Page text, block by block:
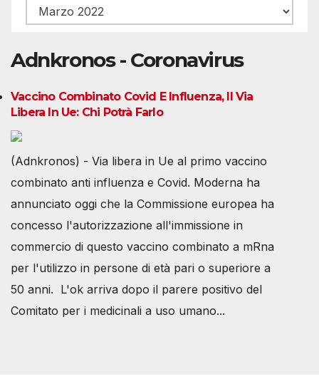
Archivio
Adnkronos - Coronavirus
Vaccino Combinato Covid E Influenza, Il Via
Libera In Ue: Chi Potrà Farlo
(Adnkronos) - Via libera in Ue al primo vaccino
combinato anti influenza e Covid. Moderna ha
annunciato oggi che la Commissione europea ha
concesso l'autorizzazione all'immissione in
commercio di questo vaccino combinato a mRna
per l'utilizzo in persone di età pari o superiore a
50 anni. L'ok arriva dopo il parere positivo del
Comitato per i medicinali a uso umano...